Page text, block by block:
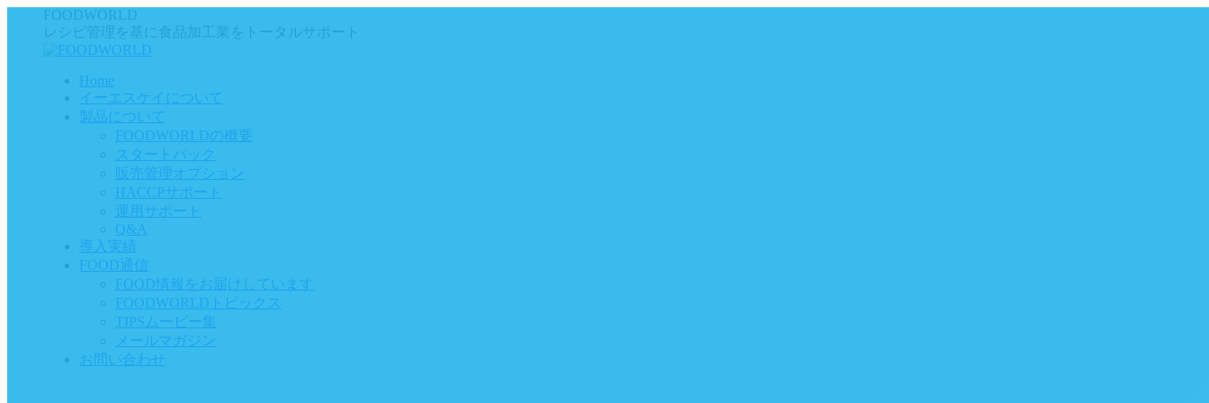
FOODWORLD
レシピ管理を基に食品加工業をトータルサポート
Home
イーエスケイについて
製品について
FOODWORLDの概要
スタートパック
販売管理オプション
HACCPサポート
運用サポート
Q&A
導入実績
FOOD通信
FOOD情報をお届けしています
FOODWORLDトピックス
TIPSムービー集
メールマガジン
お問い合わせ